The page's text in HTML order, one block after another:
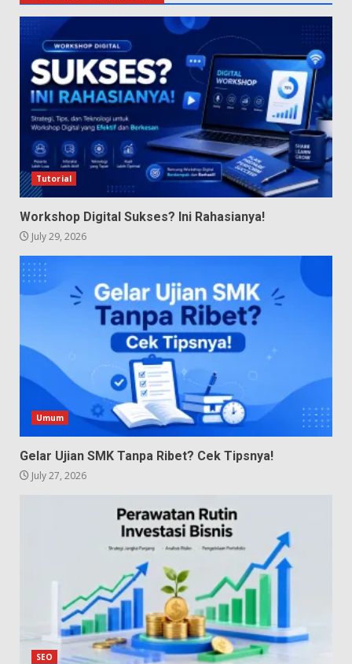
Tutorial
Workshop Digital Sukses? Ini Rahasianya!
July 29, 2026
Umum
Gelar Ujian SMK Tanpa Ribet? Cek Tipsnya!
July 27, 2026
SEO